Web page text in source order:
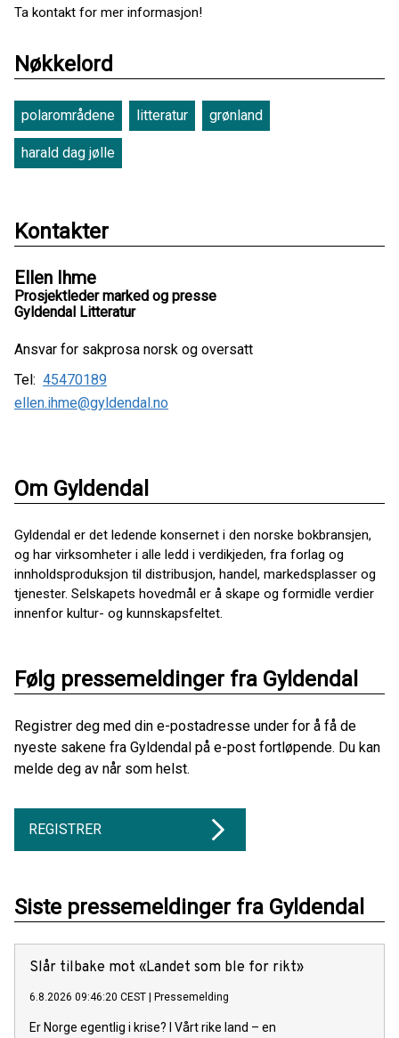
Ta kontakt for mer informasjon!
Nøkkelord
polarområdene litteratur grønland
harald dag jølle
Kontakter
Ellen Ihme
Prosjektleder marked og presse
Gyldendal Litteratur
Ansvar for sakprosa norsk og oversatt
Tel: 45470189
ellen.ihme@gyldendal.no
Om Gyldendal
Gyldendal er det ledende konsernet i den norske bokbransjen,
og har virksomheter i alle ledd i verdikjeden, fra forlag og
innholdsproduksjon til distribusjon, handel, markedsplasser og
tjenester. Selskapets hovedmål er å skape og formidle verdier
innenfor kultur- og kunnskapsfeltet.
Følg pressemeldinger fra Gyldendal
Registrer deg med din e-postadresse under for å få de
nyeste sakene fra Gyldendal på e-post fortløpende. Du kan
melde deg av når som helst.
REGISTRER
Siste pressemeldinger fra Gyldendal
Slår tilbake mot «Landet som ble for rikt»
6.8.2026 09:46:20 CEST Pressemelding
Er Norge egentlig i krise? I Vårt rike land – en